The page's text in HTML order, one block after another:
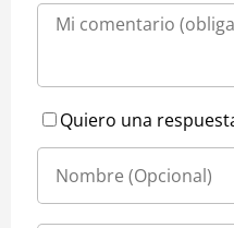
Quiero una